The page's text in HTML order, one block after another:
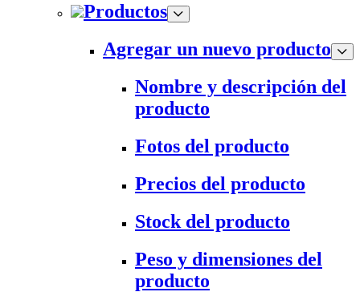
Productos
Agregar un nuevo producto
Nombre y descripción del
producto
Fotos del producto
Precios del producto
Stock del producto
Peso y dimensiones del
producto